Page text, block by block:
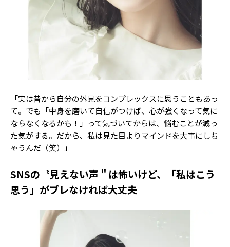
新規会員登録・ログイン
「実は昔から自分の外見をコンプレックスに思うこともあっ
て。でも「中身を磨いて自信がつけば、心が強くなって気に
ならなくなるかも！」って気づいてからは、悩むことが減っ
た気がする。だから、私は見た目よりマインドを大事にしち
ゃうんだ（笑）」
SNSの〝見えない声＂は怖いけど、「私はこう
思う」がブレなければ大丈夫